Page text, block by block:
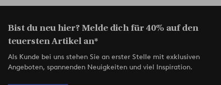
Bist du neu hier? Melde dich für 40% auf den
teuersten Artikel an*
Als Kunde bei uns stehen Sie an erster Stelle mit exklusiven
Angeboten, spannenden Neuigkeiten und viel Inspiration.